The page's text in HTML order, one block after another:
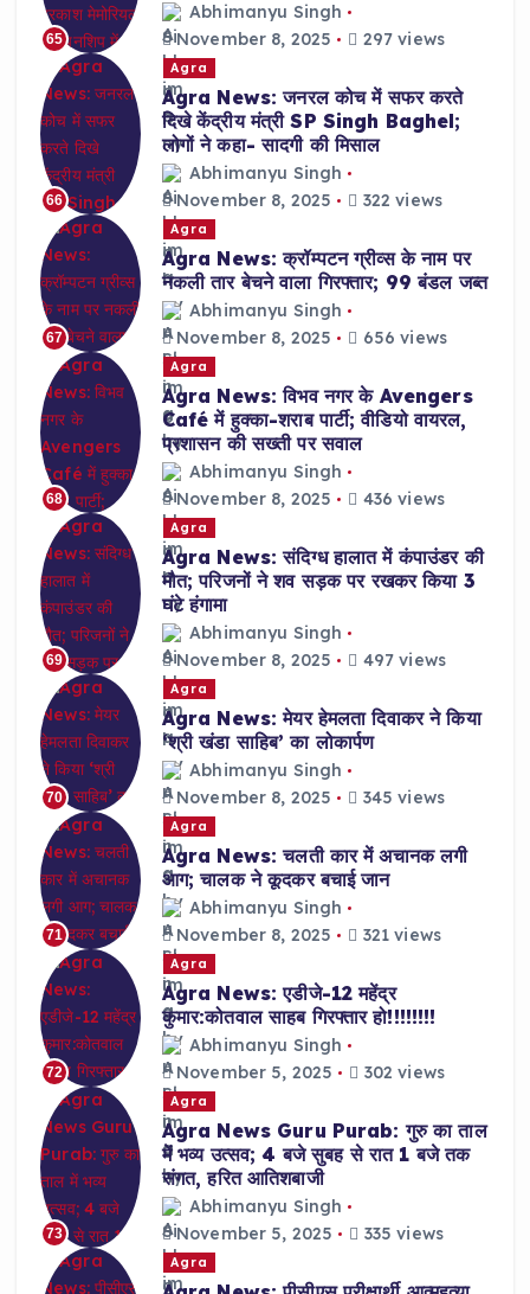
65
Abhimanyu Singh
November 8, 2025
297 views
66
Agra
Agra News: जनरल कोच में सफर करते
दिखे केंद्रीय मंत्री SP Singh Baghel;
लोगों ने कहा- सादगी की मिसाल
Abhimanyu Singh
November 8, 2025
322 views
67
Agra
Agra News: क्रॉम्पटन ग्रीव्स के नाम पर
नकली तार बेचने वाला गिरफ्तार; 99 बंडल जब्त
Abhimanyu Singh
November 8, 2025
656 views
68
Agra
Agra News: विभव नगर के Avengers
Café में हुक्का-शराब पार्टी; वीडियो वायरल,
प्रशासन की सख्ती पर सवाल
Abhimanyu Singh
November 8, 2025
436 views
69
Agra
Agra News: संदिग्ध हालात में कंपाउंडर की
मौत; परिजनों ने शव सड़क पर रखकर किया 3
घंटे हंगामा
Abhimanyu Singh
November 8, 2025
497 views
70
Agra
Agra News: मेयर हेमलता दिवाकर ने किया
‘श्री खंडा साहिब’ का लोकार्पण
Abhimanyu Singh
November 8, 2025
345 views
71
Agra
Agra News: चलती कार में अचानक लगी
आग; चालक ने कूदकर बचाई जान
Abhimanyu Singh
November 8, 2025
321 views
72
Agra
Agra News: एडीजे-12 महेंद्र
कुमार:कोतवाल साहब गिरफ्तार हो!!!!!!!!
Abhimanyu Singh
November 5, 2025
302 views
73
Agra
Agra News Guru Purab: गुरु का ताल
में भव्य उत्सव; 4 बजे सुबह से रात 1 बजे तक
संगत, हरित आतिशबाजी
Abhimanyu Singh
November 5, 2025
335 views
Agra